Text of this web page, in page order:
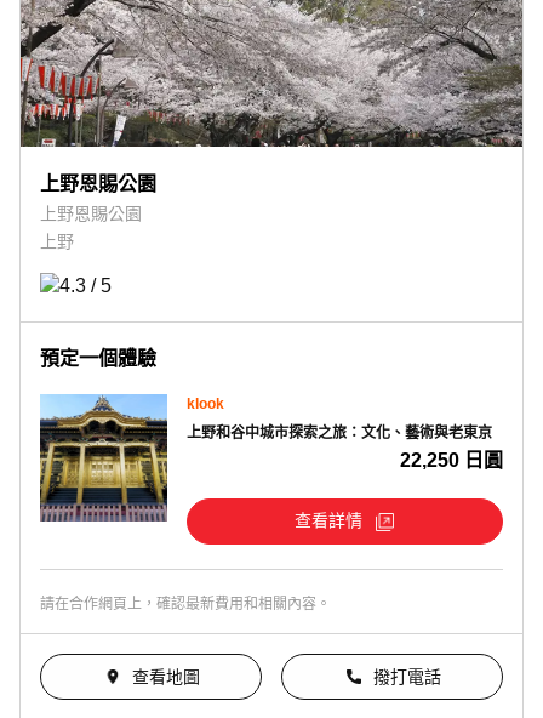
上野恩賜公園
上野恩賜公園
上野
預定一個體驗
klook
上野和谷中城市探索之旅：文化、藝術與老東京
22,250 日圓
查看詳情
請在合作網頁上，確認最新費用和相關內容。
查看地圖 撥打電話